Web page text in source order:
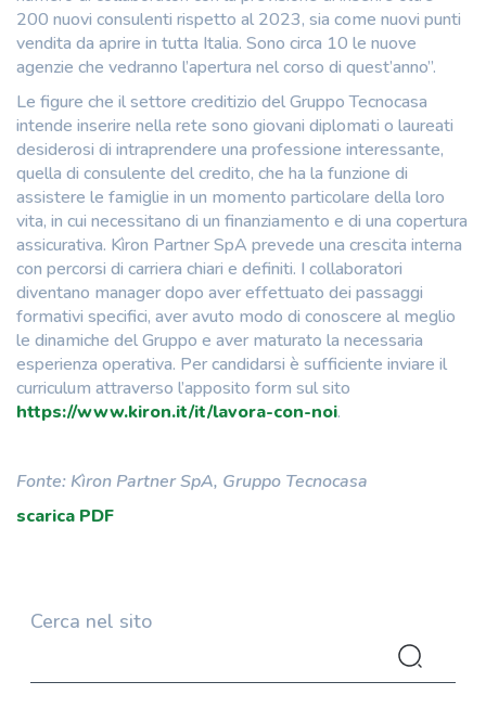
200 nuovi consulenti rispetto al 2023, sia come nuovi punti
vendita da aprire in tutta Italia. Sono circa 10 le nuove
agenzie che vedranno l’apertura nel corso di quest’anno”.
Le figure che il settore creditizio del Gruppo Tecnocasa
intende inserire nella rete sono giovani diplomati o laureati
desiderosi di intraprendere una professione interessante,
quella di consulente del credito, che ha la funzione di
assistere le famiglie in un momento particolare della loro
vita, in cui necessitano di un finanziamento e di una copertura
assicurativa. Kìron Partner SpA prevede una crescita interna
con percorsi di carriera chiari e definiti. I collaboratori
diventano manager dopo aver effettuato dei passaggi
formativi specifici, aver avuto modo di conoscere al meglio
le dinamiche del Gruppo e aver maturato la necessaria
esperienza operativa. Per candidarsi è sufficiente inviare il
curriculum attraverso l’apposito form sul sito
https://www.kiron.it/it/lavora-con-noi.
Fonte: Kìron Partner SpA, Gruppo Tecnocasa
scarica PDF
Cerca nel sito